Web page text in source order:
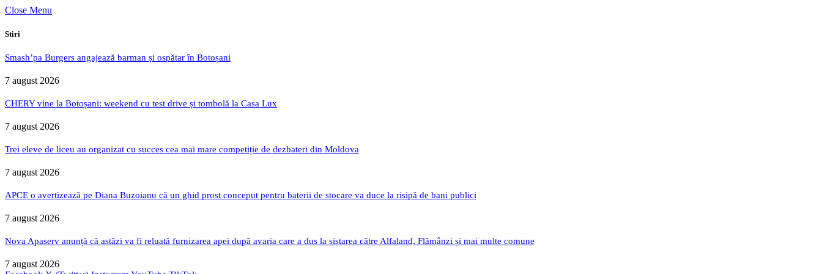
Close Menu
Stiri
Smash’pa Burgers angajează barman și ospătar în Botoșani
7 august 2026
CHERY vine la Botoșani: weekend cu test drive și tombolă la Casa Lux
7 august 2026
Trei eleve de liceu au organizat cu succes cea mai mare competiție de dezbateri din Moldova
7 august 2026
APCE o avertizează pe Diana Buzoianu că un ghid prost conceput pentru baterii de stocare va duce la risipă de bani publici
7 august 2026
Nova Apaserv anunță că astăzi va fi reluată furnizarea apei după avaria care a dus la sistarea către Alfaland, Flămânzi și mai multe comune
7 august 2026